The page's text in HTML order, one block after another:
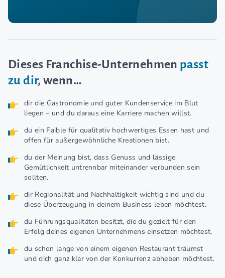
Dieses Franchise-Unternehmen passt
zu dir, wenn…
dir die Gastronomie und guter Kundenservice im Blut
liegen – und du daraus eine Karriere machen willst.
du ein Faible für qualitativ hochwertiges Essen hast und
offen für außergewöhnliche Kreationen bist.
du der Meinung bist, dass Genuss und lässige
Gemütlichkeit untrennbar miteinander verbunden sein
sollten.
dir Regionalität und Nachhaltigkeit wichtig sind und du
diese Überzeugung in deinem Business leben möchtest.
du Führungsqualitäten besitzt, die du gezielt für den
Erfolg deines eigenen Unternehmens einsetzen möchtest.
du schon lange von einem eigenen Restaurant träumst
und dich ganz klar von der Konkurrenz abheben möchtest.